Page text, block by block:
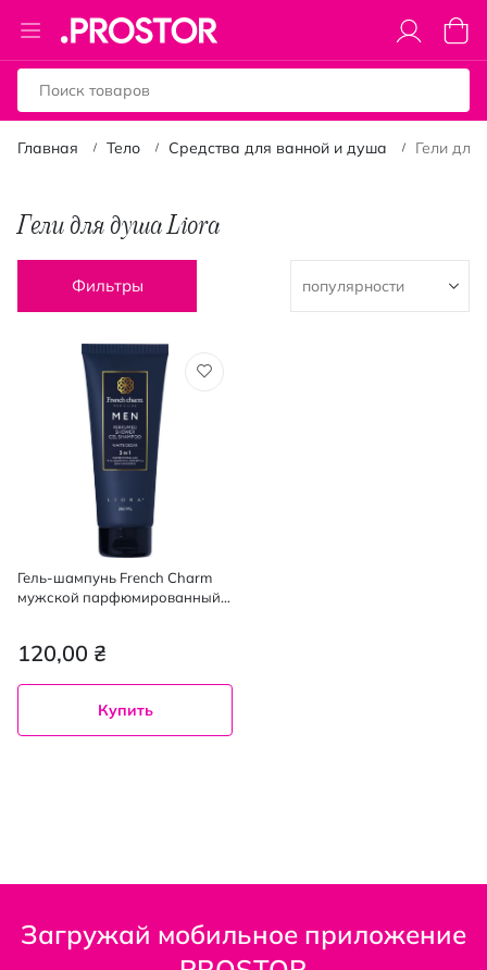
Toggle
Nav
Моя
Главная Тело Средства для ванной и душа Гели
Гели для душа Liora
Фильтры
Гель-шампунь French Charm
мужской парфюмированный 3
120,00 ₴
Купить
Загружай мобильное приложение